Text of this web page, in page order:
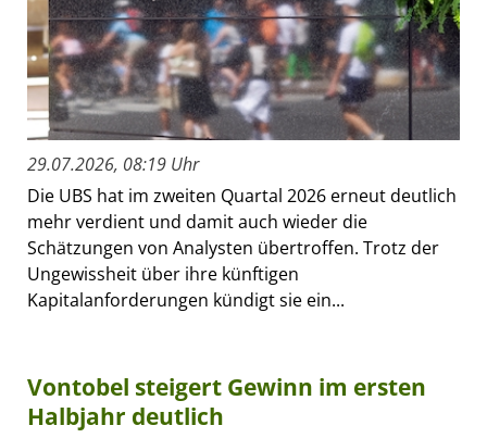
29.07.2026, 08:19 Uhr
Die UBS hat im zweiten Quartal 2026 erneut deutlich
mehr verdient und damit auch wieder die
Schätzungen von Analysten übertroffen. Trotz der
Ungewissheit über ihre künftigen
Kapitalanforderungen kündigt sie ein...
Vontobel steigert Gewinn im ersten
Halbjahr deutlich